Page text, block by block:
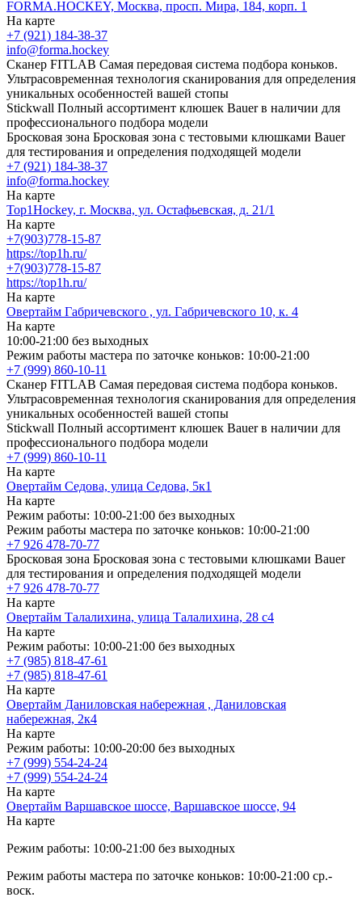
FORMA.HOCKEY, Москва, просп. Мира, 184, корп. 1
На карте
+7 (921) 184-38-37
info@forma.hockey
Сканер FITLAB Самая передовая система подбора коньков.
Ультрасовременная технология сканирования для определения
уникальных особенностей вашей стопы
Stickwall Полный ассортимент клюшек Bauer в наличии для
профессионального подбора модели
Бросковая зона Бросковая зона с тестовыми клюшками Bauer
для тестирования и определения подходящей модели
+7 (921) 184-38-37
info@forma.hockey
На карте
Top1Hockey, г. Москва, ул. Остафьевская, д. 21/1
На карте
+7(903)778-15-87
https://top1h.ru/
+7(903)778-15-87
https://top1h.ru/
На карте
Овертайм Габричевского , ул. Габричевского 10, к. 4
На карте
10:00-21:00 без выходных
Режим работы мастера по заточке коньков: 10:00-21:00
+7 (999) 860-10-11
Сканер FITLAB Самая передовая система подбора коньков.
Ультрасовременная технология сканирования для определения
уникальных особенностей вашей стопы
Stickwall Полный ассортимент клюшек Bauer в наличии для
профессионального подбора модели
+7 (999) 860-10-11
На карте
Овертайм Седова, улица Седова, 5к1
На карте
Режим работы: 10:00-21:00 без выходных
Режим работы мастера по заточке коньков: 10:00-21:00
+7 926 478-70-77
Бросковая зона Бросковая зона с тестовыми клюшками Bauer
для тестирования и определения подходящей модели
+7 926 478-70-77
На карте
Овертайм Талалихина, улица Талалихина, 28 с4
На карте
Режим работы: 10:00-21:00 без выходных
+7 (985) 818-47-61
+7 (985) 818-47-61
На карте
Овертайм Даниловская набережная , Даниловская
набережная, 2к4
На карте
Режим работы: 10:00-20:00 без выходных
+7 (999) 554-24-24
+7 (999) 554-24-24
На карте
Овертайм Варшавское шоссе, Варшавское шоссе, 94
На карте
Режим работы: 10:00-21:00 без выходных
Режим работы мастера по заточке коньков: 10:00-21:00 ср.-
воск.